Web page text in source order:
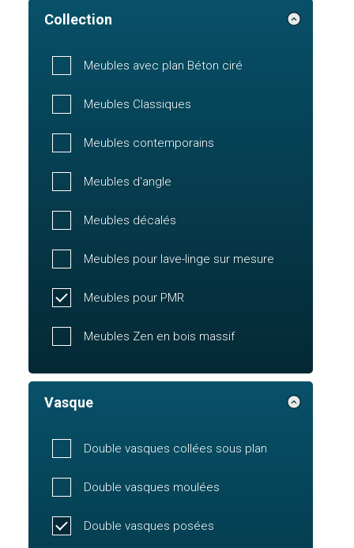
Collection
Meubles avec plan Béton ciré
Meubles Classiques
Meubles contemporains
Meubles d'angle
Meubles décalés
Meubles pour lave-linge sur mesure
Meubles pour PMR
Meubles Zen en bois massif
Vasque
Double vasques collées sous plan
Double vasques moulées
Double vasques posées